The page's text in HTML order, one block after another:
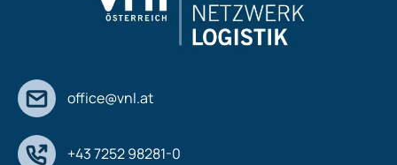
office@vnl.at
+43 7252 98281-0